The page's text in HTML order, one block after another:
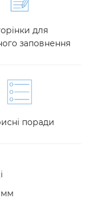
для
заповнення
поради
мм